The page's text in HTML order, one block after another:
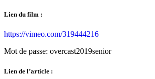
Lien du film :
https://vimeo.com/319444216
Mot de passe: overcast2019senior
Lien de l’article :